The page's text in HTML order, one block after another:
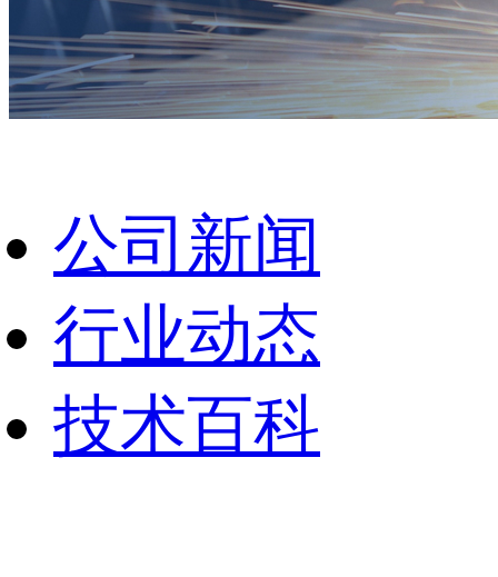
公司新闻
行业动态
技术百科